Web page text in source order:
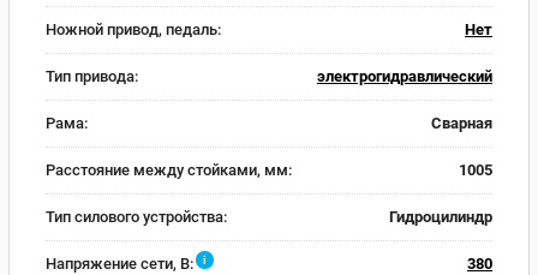
Ножной привод, педаль: Нет
Тип привода: электрогидравлический
Рама: Сварная
Расстояние между стойками, мм: 1005
Тип силового устройства: Гидроцилиндр
Напряжение сети, В: i 380